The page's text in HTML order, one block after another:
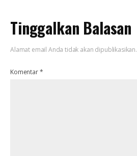
Tinggalkan Balasan
Alamat email Anda tidak akan dipublikasikan.
Komentar*